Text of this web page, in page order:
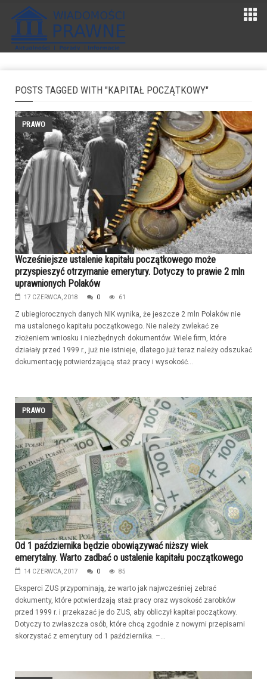
POSTS TAGGED WITH "KAPITAŁ POCZĄTKOWY"
PRAWO
Wcześniejsze ustalenie kapitału początkowego może
przyspieszyć otrzymanie emerytury. Dotyczy to prawie 2 mln
uprawnionych Polaków
17 CZERWCA, 2018 0 61
Z ubiegłorocznych danych NIK wynika, że jeszcze 2 mln Polaków nie
ma ustalonego kapitału początkowego. Nie należy zwlekać ze
złożeniem wniosku i niezbędnych dokumentów. Wiele firm, które
działały przed 1999 r., już nie istnieje, dlatego już teraz należy odszukać
dokumentację potwierdzającą staż pracy i wysokość...
PRAWO
Od 1 października będzie obowiązywać niższy wiek
emerytalny. Warto zadbać o ustalenie kapitału początkowego
14 CZERWCA, 2017 0 85
Eksperci ZUS przypominają, że warto jak najwcześniej zebrać
dokumenty, które potwierdzają staż pracy oraz wysokość zarobków
przed 1999 r. i przekazać je do ZUS, aby obliczył kapitał początkowy.
Dotyczy to zwłaszcza osób, które chcą zgodnie z nowymi przepisami
skorzystać z emerytury od 1 października. –...